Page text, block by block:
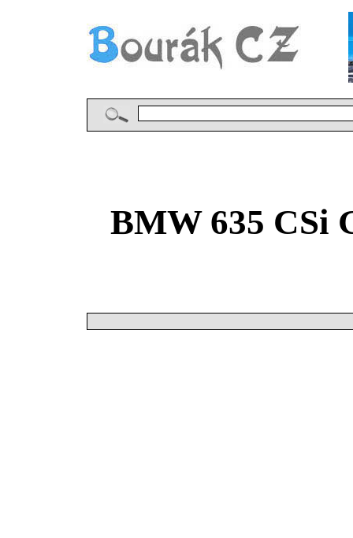
BMW 635 CSi